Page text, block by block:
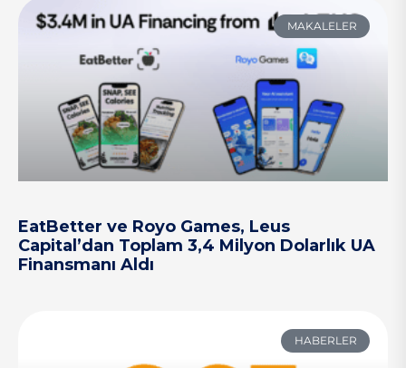
MAKALELER
EatBetter ve Royo Games, Leus
Capital’dan Toplam 3,4 Milyon Dolarlık UA
Finansmanı Aldı
HABERLER